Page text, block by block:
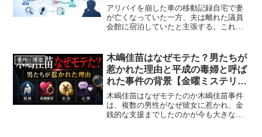
で紹介】
アリバイを崩した車の移動記録自宅で妻
が亡くなっていた一方、夫は離れた議員
会館に宿泊していたと主張する。これだ
った車両、走行したとされるルート、現
場に残された靴跡など、複...
事件・事故
木嶋佳苗はなぜモテた？男たちが
惹かれた理由と平成の毒婦と呼ば
れた事件の背景【金曜ミステリー
クラブで話題】
木嶋佳苗はなぜモテたのか木嶋佳苗事件
は、複数の男性がなぜ彼女に惹かれ、金
銭的な支援までしたのかが今も大きな関